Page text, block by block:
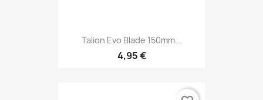
Talion Evo Blade 150mm...
4,95 €